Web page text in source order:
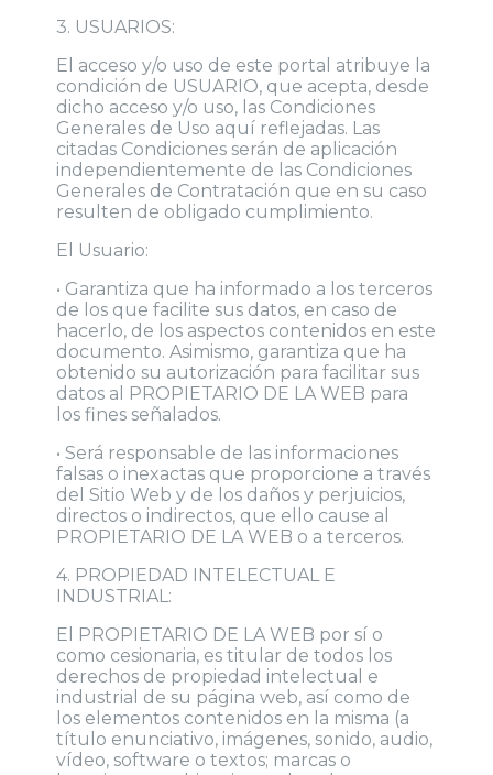
3. USUARIOS:
El acceso y/o uso de este portal atribuye la
condición de USUARIO, que acepta, desde
dicho acceso y/o uso, las Condiciones
Generales de Uso aquí reflejadas. Las
citadas Condiciones serán de aplicación
independientemente de las Condiciones
Generales de Contratación que en su caso
resulten de obligado cumplimiento.
El Usuario:
• Garantiza que ha informado a los terceros
de los que facilite sus datos, en caso de
hacerlo, de los aspectos contenidos en este
documento. Asimismo, garantiza que ha
obtenido su autorización para facilitar sus
datos al PROPIETARIO DE LA WEB para
los fines señalados.
• Será responsable de las informaciones
falsas o inexactas que proporcione a través
del Sitio Web y de los daños y perjuicios,
directos o indirectos, que ello cause al
PROPIETARIO DE LA WEB o a terceros.
4. PROPIEDAD INTELECTUAL E
INDUSTRIAL:
El PROPIETARIO DE LA WEB por sí o
como cesionaria, es titular de todos los
derechos de propiedad intelectual e
industrial de su página web, así como de
los elementos contenidos en la misma (a
título enunciativo, imágenes, sonido, audio,
vídeo, software o textos; marcas o